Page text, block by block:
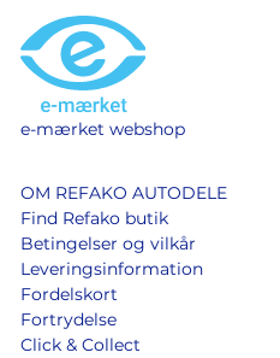
e-mærket webshop
OM REFAKO AUTODELE
Find Refako butik
Betingelser og vilkår
Leveringsinformation
Fordelskort
Fortrydelse
Click & Collect